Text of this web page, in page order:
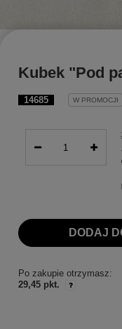
14685 W PROMOCJI
Kubek "Pod
DODAJ
Po zakupie otrzymasz:
29,45 pkt.